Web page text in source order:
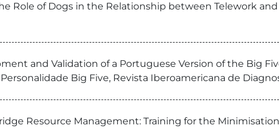
Role of Dogs in the Relationship between Telework
and Validation of a Portuguese Version of the Big
Big Five, Revista Iberoamericana de
Resource Management: Training for the